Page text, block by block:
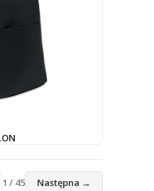
1 / 45 Następna →